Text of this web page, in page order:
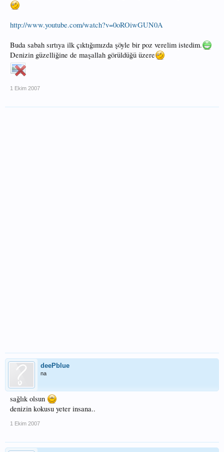
http://www.youtube.com/watch?v=0oROiwGUN0A
Buda sabah sırtıya ilk çıktığımızda şöyle bir poz verelim istedim.
Denizin güzelliğine de maşallah görüldüğü üzere
1 Ekim 2007
deePblue
na
sağlık olsun
denizin kokusu yeter insana..
1 Ekim 2007